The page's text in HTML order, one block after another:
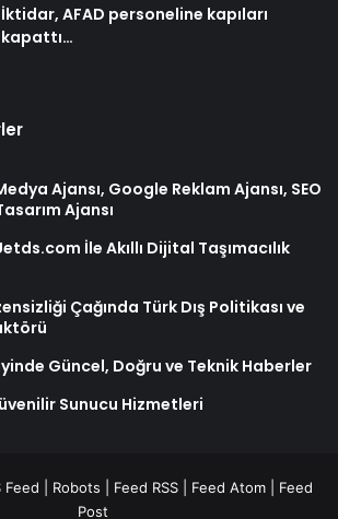
İktidar, AFAD personeline kapıları
kapattı…
Ajansı, Google Reklam Ajansı, SEO
Ajansı
İle Akıllı Dijital Taşımacılık
Çağında Türk Dış Politikası ve
Güncel, Doğru ve Teknik Haberler
Sunucu Hizmetleri
Feed Robots Feed RSS Feed Atom
Feed
Post